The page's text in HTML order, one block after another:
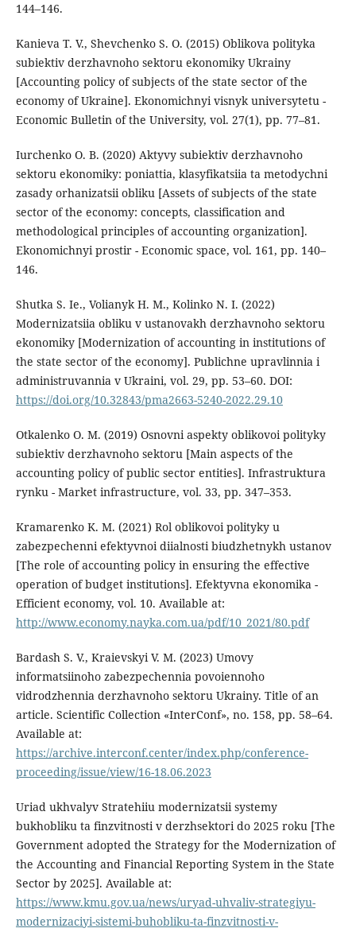
144–146.
Kanieva T. V., Shevchenko S. O. (2015) Oblikova polityka
subiektiv derzhavnoho sektoru ekonomiky Ukrainy
[Accounting policy of subjects of the state sector of the
economy of Ukraine]. Ekonomichnyi visnyk universytetu -
Economic Bulletin of the University, vol. 27(1), pp. 77–81.
Iurchenko O. B. (2020) Aktyvy subiektiv derzhavnoho
sektoru ekonomiky: poniattia, klasyfikatsiia ta metodychni
zasady orhanizatsii obliku [Assets of subjects of the state
sector of the economy: concepts, classification and
methodological principles of accounting organization].
Ekonomichnyi prostir - Economic space, vol. 161, pp. 140–
146.
Shutka S. Ie., Volianyk H. M., Kolinko N. I. (2022)
Modernizatsiia obliku v ustanovakh derzhavnoho sektoru
ekonomiky [Modernization of accounting in institutions of
the state sector of the economy]. Publichne upravlinnia i
administruvannia v Ukraini, vol. 29, pp. 53–60. DOI:
https://doi.org/10.32843/pma2663-5240-2022.29.10
Otkalenko O. M. (2019) Osnovni aspekty oblikovoi polityky
subiektiv derzhavnoho sektoru [Main aspects of the
accounting policy of public sector entities]. Infrastruktura
rynku - Market infrastructure, vol. 33, pp. 347–353.
Kramarenko K. M. (2021) Rol oblikovoi polityky u
zabezpechenni efektyvnoi diialnosti biudzhetnykh ustanov
[The role of accounting policy in ensuring the effective
operation of budget institutions]. Efektyvna ekonomika -
Efficient economy, vol. 10. Available at:
http://www.economy.nayka.com.ua/pdf/10_2021/80.pdf
Bardash S. V., Kraievskyi V. M. (2023) Umovy
informatsiinoho zabezpechennia povoiennoho
vidrodzhennia derzhavnoho sektoru Ukrainy. Title of an
article. Scientific Collection «InterConf», no. 158, pp. 58–64.
Available at:
https://archive.interconf.center/index.php/conference-
proceeding/issue/view/16-18.06.2023
Uriad ukhvalyv Stratehiiu modernizatsii systemy
bukhobliku ta finzvitnosti v derzhsektori do 2025 roku [The
Government adopted the Strategy for the Modernization of
the Accounting and Financial Reporting System in the State
Sector by 2025]. Available at:
https://www.kmu.gov.ua/news/uryad-uhvaliv-strategiyu-
modernizaciyi-sistemi-buhobliku-ta-finzvitnosti-v-